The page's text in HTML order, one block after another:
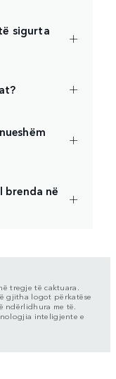
sigurta
brenda në
tregje të caktuara.
gjitha logot përkatëse
ndërlidhura me të.
inteligjente e